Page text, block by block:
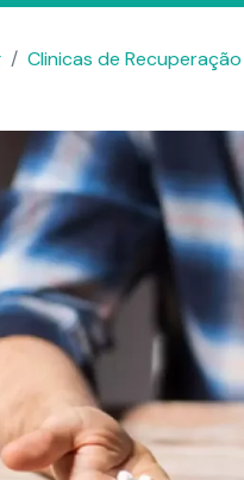
Clinicas de Recuperação